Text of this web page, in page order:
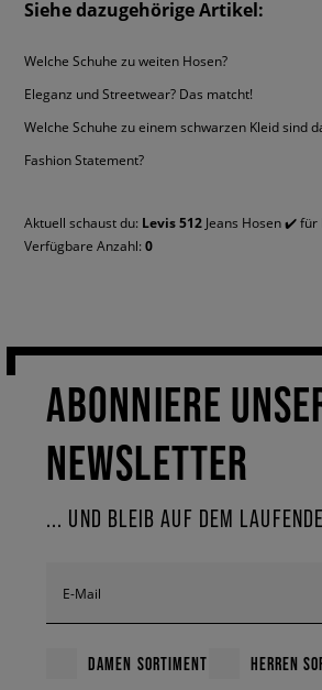
du dir keine Sorgen darüber machen, dass sie
alltägliches Outfit schnell und problemlos
Siehe dazugehörige Artikel:
Welche Schuhe zu weiten Hosen?
Eleganz und Streetwear? Das matcht!
Welche Schuhe zu einem schwarzen Kleid sind
Fashion Statement?
Aktuell schaust du: Levis 512 Jeans Hosen ✔️
Verfügbare Anzahl: 0
ABONNIERE
NEWSLETTER
... UND BLEIB AUF DEM
E-Mail
DAMEN SORTIMENT HERREN